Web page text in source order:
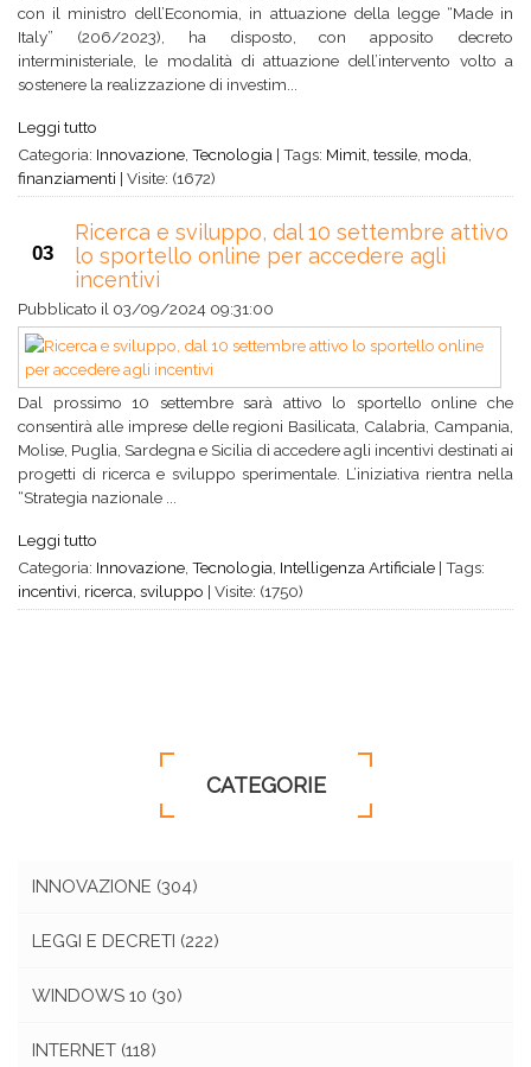
con il ministro dell’Economia, in attuazione della legge “Made in
Italy” (206/2023), ha disposto, con apposito decreto
interministeriale, le modalità di attuazione dell’intervento volto a
sostenere la realizzazione di investim...
Leggi tutto
Categoria: Innovazione Tecnologia | Tags: Mimit tessile moda
finanziamenti | Visite: (1672)
03
Ricerca e sviluppo, dal 10 settembre attivo
lo sportello online per accedere agli
incentivi
Pubblicato il 03/09/2024 09:31:00
Dal prossimo 10 settembre sarà attivo lo sportello online che
consentirà alle imprese delle regioni Basilicata, Calabria, Campania,
Molise, Puglia, Sardegna e Sicilia di accedere agli incentivi destinati ai
progetti di ricerca e sviluppo sperimentale. L’iniziativa rientra nella
“Strategia nazionale ...
Leggi tutto
Categoria: Innovazione Tecnologia Intelligenza Artificiale | Tags:
incentivi ricerca sviluppo | Visite: (1750)
CATEGORIE
INNOVAZIONE (304)
LEGGI E DECRETI (222)
WINDOWS 10 (30)
INTERNET (118)